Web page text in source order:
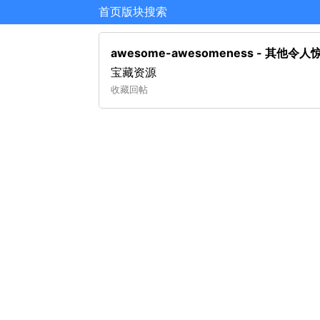
首页版块搜索
awesome-awesomeness - 其他令人
宝藏资源
收藏回帖